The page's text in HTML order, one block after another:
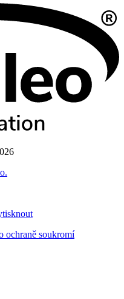
ochraně soukromí